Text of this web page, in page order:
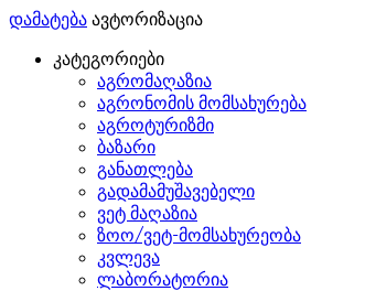
დამატება ავტორიზაცია
კატეგორიები
აგრომაღაზია
აგრონომის მომსახურება
აგროტურიზმი
ბაზარი
განათლება
გადამამუშავებელი
ვეტ მაღაზია
ზოო/ვეტ-მომსახურეობა
კვლევა
ლაბორატორია